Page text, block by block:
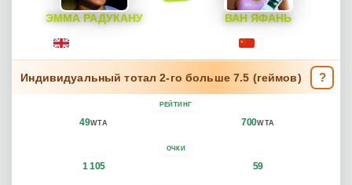
ЭММА РАДУКАНУ ВАН ЯФАНЬ
Индивидуальный тотал 2-го больше 7.5 (геймов) ?
49WTA
РЕЙТИНГ
700WTA
1 105
ОЧКИ
59